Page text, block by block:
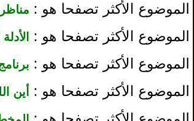
الموضوع الأكثر تصفحا هو :
الموضوع الأكثر تصفحا هو :
الموضوع الأكثر تصفحا هو : برنامج
الموضوع الأكثر تصفحا هو : أين